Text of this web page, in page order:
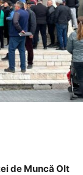
de Muncă Olt